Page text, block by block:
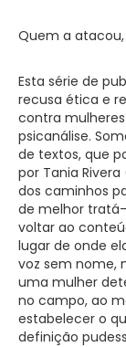
Quem a atacou,
Esta série de
recusa ética e
contra
psicanálise.
de textos, que
por Tania
dos caminhos
de melhor
voltar ao
lugar de onde
voz sem nome,
uma mulher
no campo, ao
estabelecer o
definição